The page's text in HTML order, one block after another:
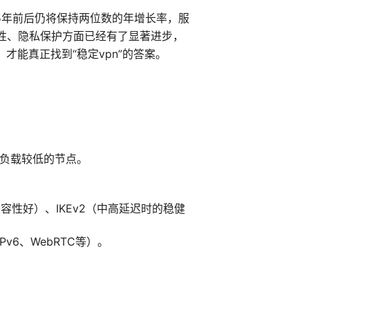
前后仍将保持两位数的年增长率，服
隐私保护方面已经有了显著进步，
能真正找到“稳定vpn”的答案。
载较低的节点。
性好）、IKEv2（中高延迟时的稳健
、WebRTC等）。